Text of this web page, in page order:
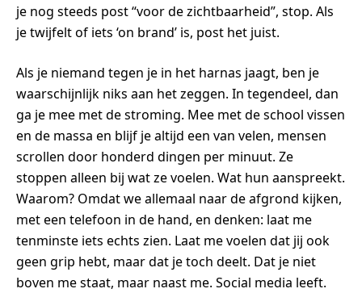
je nog steeds post “voor de zichtbaarheid”, stop. Als
je twijfelt of iets ‘on brand’ is, post het juist.
Als je niemand tegen je in het harnas jaagt, ben je
waarschijnlijk niks aan het zeggen. In tegendeel, dan
ga je mee met de stroming. Mee met de school vissen
en de massa en blijf je altijd een van velen, mensen
scrollen door honderd dingen per minuut. Ze
stoppen alleen bij wat ze voelen. Wat hun aanspreekt.
Waarom? Omdat we allemaal naar de afgrond kijken,
met een telefoon in de hand, en denken: laat me
tenminste iets echts zien. Laat me voelen dat jij ook
geen grip hebt, maar dat je toch deelt. Dat je niet
boven me staat, maar naast me. Social media leeft.